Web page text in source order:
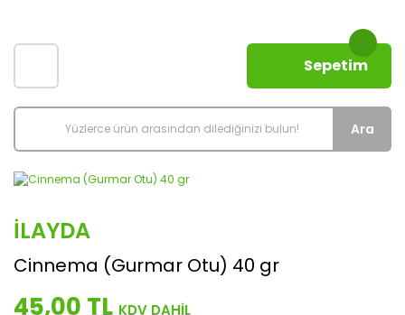
Ara
Sepetim
İLAYDA
Cinnema (Gurmar Otu) 40 gr
45,00 TL